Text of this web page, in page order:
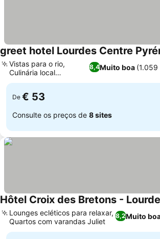
greet hotel Lourdes Centre
8,4Muito boa (1.059
Vistas para o rio,
Culinária local
tradicional
De € 53
Consulte os preços de 8 sites
Hôtel Croix des Bretons -
8,2Muito
Lounges ecléticos para relaxar,
Quartos com varandas Juliet